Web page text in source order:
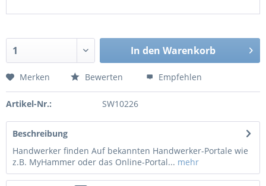
In den Warenkorb
Merken Bewerten Empfehlen
Artikel-Nr.: SW10226
Beschreibung
Handwerker finden Auf bekannten Handwerker-Portale wie
z.B. MyHammer oder das Online-Portal... mehr